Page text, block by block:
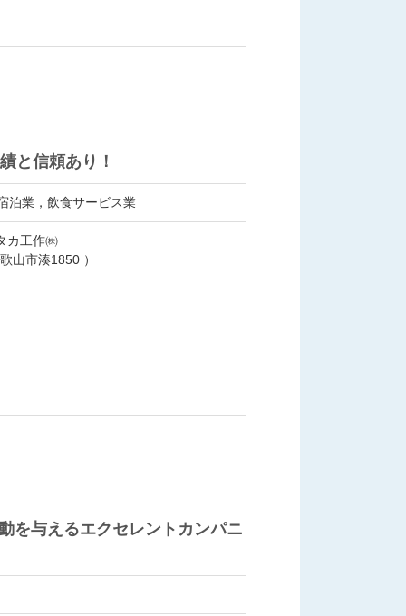
と信頼あり！
泊業，飲食サービス業
カ工作㈱
山市湊1850 ）
を与えるエクセレントカンパニ